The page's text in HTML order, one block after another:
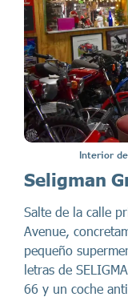
Interior
Seligman
Salte de la calle
Avenue,
pequeño
letras de
66 y un coche